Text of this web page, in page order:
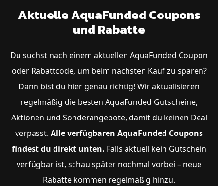
Aktuelle AquaFunded Coupons
und Rabatte
Du suchst nach einem aktuellen AquaFunded Coupon
oder Rabattcode, um beim nächsten Kauf zu sparen?
Dann bist du hier genau richtig! Wir aktualisieren
regelmäßig die besten AquaFunded Gutscheine,
Aktionen und Sonderangebote, damit du keinen Deal
verpasst. Alle verfügbaren AquaFunded Coupons
findest du direkt unten. Falls aktuell kein Gutschein
verfügbar ist, schau später nochmal vorbei – neue
Rabatte kommen regelmäßig hinzu.